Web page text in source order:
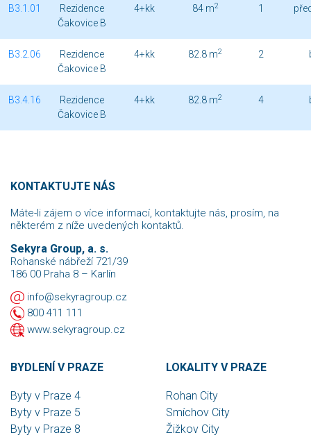
B3.1.01
Rezidence
Čakovice B
4+kk 84 m2 1
B3.2.06
Rezidence
Čakovice B
4+kk 82.8 m2 2
B3.4.16
Rezidence
Čakovice B
4+kk 82.8 m2 4
KONTAKTUJTE NÁS
Máte-li zájem o více informací, kontaktujte nás, prosím, na
některém z níže uvedených kontaktů.
Sekyra Group, a. s.
Rohanské nábřeží 721/39
186 00 Praha 8 – Karlín
info@sekyragroup.cz
800 411 111
www.sekyragroup.cz
LOKALITY V PRAZE
Rohan City
Smíchov City
Žižkov City
BYDLENÍ V PRAZE
Byty v Praze 4
Byty v Praze 5
Byty v Praze 8